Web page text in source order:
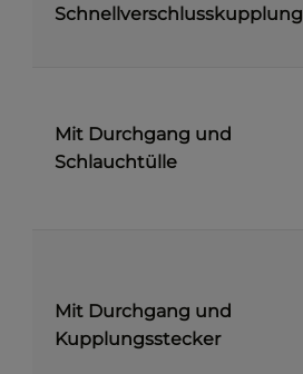
Schnellverschlusskupplung
Mit Durchgang und
Schlauchtülle
Mit Durchgang und
Kupplungsstecker